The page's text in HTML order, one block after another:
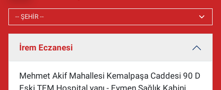
İrem Eczanesi
Mehmet Akif Mahallesi Kemalpaşa Caddesi 90 D
Eski TEM Hospital yanı - Eymen Sağlık Kabini